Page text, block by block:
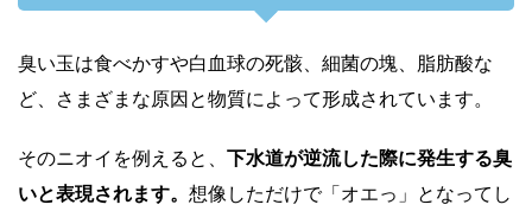
臭い玉は食べかすや白血球の死骸、細菌の塊、脂肪酸な
ど、さまざまな原因と物質によって形成されています。
そのニオイを例えると、 下水道が逆流した際に発生する臭
いと表現されます。 想像しただけで「オエっ」となってし